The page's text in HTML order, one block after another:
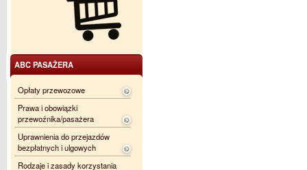
ABC PASAŻERA
Opłaty przewozowe
Prawa i obowiązki
przewoźnika/pasażera
Uprawnienia do przejazdów
bezpłatnych i ulgowych
Rodzaje i zasady korzystania